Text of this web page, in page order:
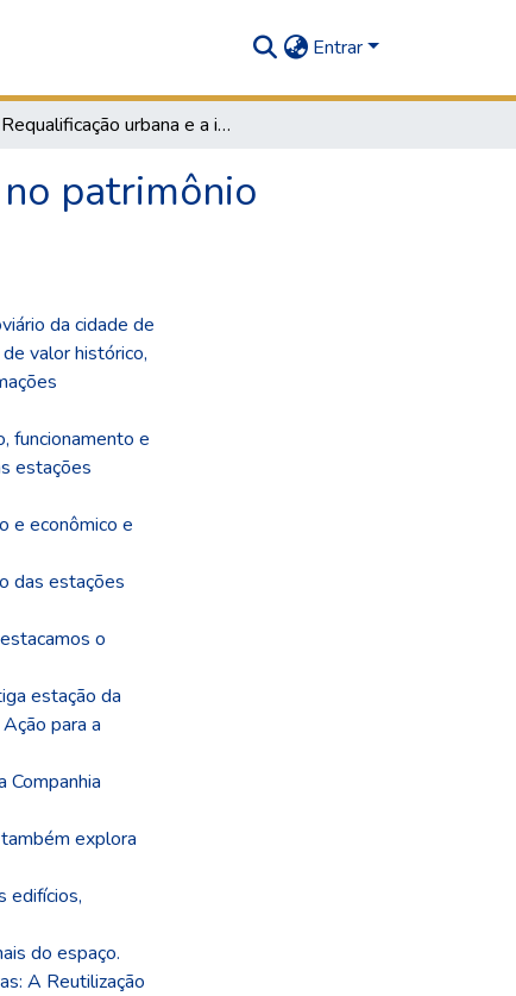
Entrar
Requalificação urbana e a introdução de novos usos no patrimônio ferroviário de Piracicaba
patrimônio
da cidade de
valor histórico,
funcionamento e
estações
e econômico e
das estações
o
estação da
para a
Companhia
explora
edifícios,
do espaço.
A Reutilização